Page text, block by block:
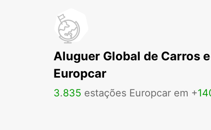
Aluguer Global de Carros
Europcar
3.835 estações Europcar em +